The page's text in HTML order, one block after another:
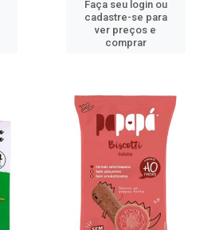
Faça seu login ou
cadastre-se para
ver preços e
comprar